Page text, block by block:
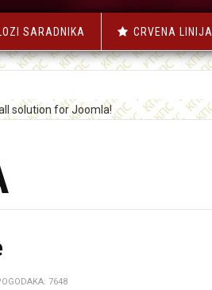
SARADNIKA CRVENA LINIJA
7648